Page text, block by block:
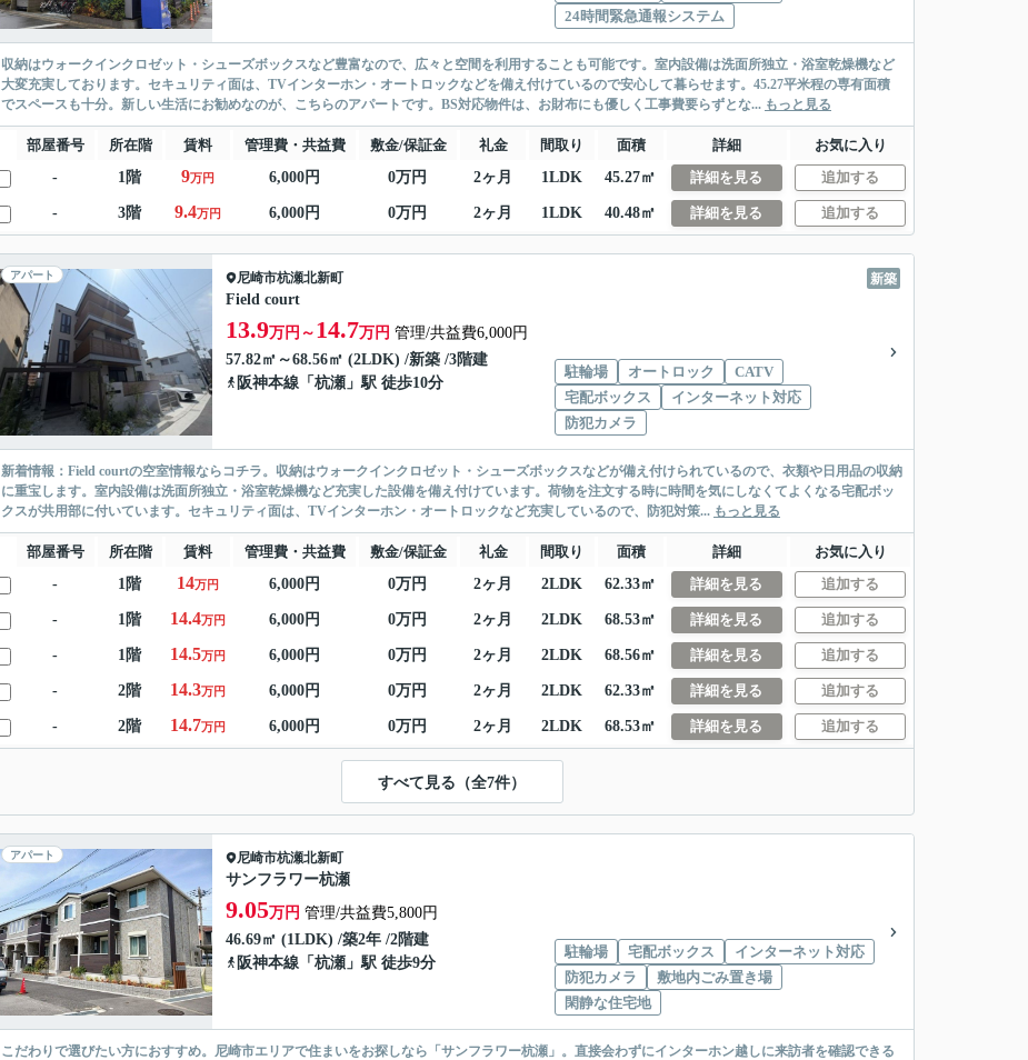
24時間緊急通報システム
収納はウォークインクロゼット・シューズボックスなど豊富なので、広々と空間を利用することも可能です。室内設備は洗面所独立・浴室乾燥機など
大変充実しております。セキュリティ面は、TVインターホン・オートロックなどを備え付けているので安心して暮らせます。45.27平米程の専有面積
でスペースも十分。新しい生活にお勧めなのが、こちらのアパートです。BS対応物件は、お財布にも優しく工事費要らずとな... もっと見る
部屋番号 所在階 賃料 管理費・共益費 敷金/保証金 礼金 間取り 面積 詳細
お気に入り
-
1階 9万円 6,000円 0万円 2ヶ月 1LDK 45.27㎡ 詳細を見る 追加する
- 3階 9.4万円 6,000円 0万円 2ヶ月 1LDK 40.48㎡ 詳細を見る 追加する
アパート 新築
尼崎市杭瀬北新町
Field court
13.9万円～ 14.7万円 管理/共益費6,000円
57.82㎡～68.56㎡ (2LDK) /新築 /3階建
阪神本線 「 杭瀬 」駅 徒歩10分
駐輪場 オートロック
CATV
宅配ボックス
インターネット対応
防犯カメラ
新着情報：Field courtの空室情報ならコチラ。収納はウォークインクロゼット・シューズボックスなどが備え付けられているので、衣類や日用品の収納
に重宝します。室内設備は洗面所独立・浴室乾燥機など充実した設備を備え付けています。荷物を注文する時に時間を気にしなくてよくなる宅配ボッ
クスが共用部に付いています。セキュリティ面は、TVインターホン・オートロックなど充実しているので、防犯対策... もっと見る
部屋番号 所在階 賃料 管理費・共益費 敷金/保証金 礼金 間取り 面積 詳細
お気に入り
-
1階 14万円 6,000円 0万円 2ヶ月 2LDK 62.33㎡ 詳細を見る 追加する
- 1階 14.4万円 6,000円 0万円 2ヶ月 2LDK 68.53㎡ 詳細を見る 追加する
- 1階 14.5万円 6,000円 0万円 2ヶ月 2LDK 68.56㎡ 詳細を見る 追加する
- 2階 14.3万円 6,000円 0万円 2ヶ月 2LDK 62.33㎡ 詳細を見る 追加する
- 2階 14.7万円 6,000円 0万円 2ヶ月 2LDK 68.53㎡ 詳細を見る 追加する
すべて見る（全7件）
アパート 尼崎市杭瀬北新町
サンフラワー杭瀬
9.05万円 管理/共益費5,800円
46.69㎡ (1LDK) /築2年 /2階建
阪神本線 「 杭瀬 」駅 徒歩9分
駐輪場 宅配ボックス
インターネット対応
防犯カメラ
敷地内ごみ置き場
閑静な住宅地
こだわりで選びたい方におすすめ。尼崎市エリアで住まいをお探しなら「サンフラワー杭瀬」。直接会わずにインターホン越しに来訪者を確認できる